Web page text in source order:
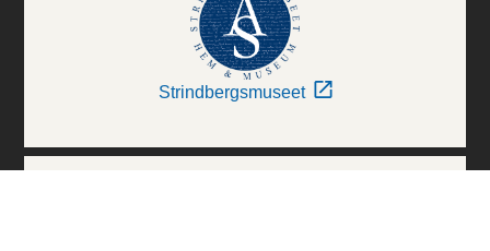
Strindbergsmuseet